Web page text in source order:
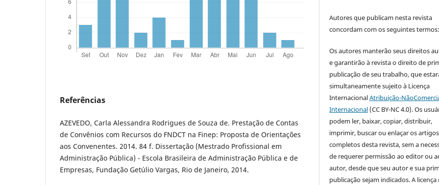
Referências
AZEVEDO, Carla Alessandra Rodrigues de Souza de. Prestação de Contas
de Convênios com Recursos do FNDCT na Finep: Proposta de Orientações
aos Convenentes. 2014. 84 f. Dissertação (Mestrado Profissional em
Administração Pública) - Escola Brasileira de Administração Pública e de
Empresas, Fundação Getúlio Vargas, Rio de Janeiro, 2014.
Autores que publicam nesta revista
concordam com os seguintes termos:
Os autores manterão seus direitos
e garantirão à revista o direito de
publicação de seu trabalho, que
simultaneamente sujeito à Licença
InternacionalAtribuição-
Internacional (CC BY-NC 4.0). Os
podem ler, baixar, copiar, distribuir,
imprimir, buscar ou enlaçar os artigos
completos desta revista, sem a
de requerer permissão ao editor ou
autor, desde que seu autor e sua
publicação sejam indicados. A licença